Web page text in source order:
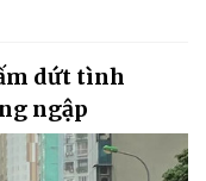
dứt tình
ngập